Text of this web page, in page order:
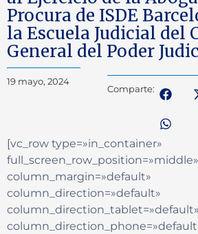
Procura de ISDE
la Escuela Judicial del
General del Poder
19 mayo, 2024
Comparte:
[vc_row type=»in_container»
full_screen_row_position=»middle»
column_margin=»default»
column_direction=»default»
column_direction_tablet=»default»